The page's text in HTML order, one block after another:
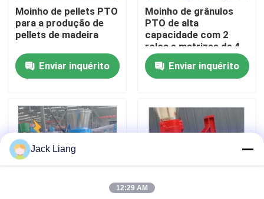
Fábrica
Fale Conosco
Pedir um orçamento
Máquina do moinho da pelota
Moinho de pellets de madeira
Moinho de pellets PTO
para a produção de
pellets de madeira
Enviar inquérito
Moinho de grânulos
PTO de alta
capacidade com 2
rolos e matrizes de 4
mm para 80-1000
kg/h Enviar inquérito
Jack Liang
12:29 AM